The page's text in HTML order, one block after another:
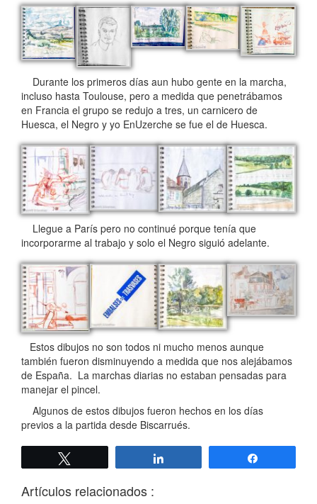
Durante los primeros días aun hubo gente en la marcha,
incluso hasta Toulouse, pero a medida que penetrábamos
en Francia el grupo se redujo a tres, un carnicero de
Huesca, el Negro y yo EnUzerche se fue el de Huesca.
Llegue a París pero no continué porque tenía que
incorporarme al trabajo y solo el Negro siguió adelante.
Estos dibujos no son todos ni mucho menos aunque
también fueron disminuyendo a medida que nos alejábamos
de España. La marchas diarias no estaban pensadas para
manejar el pincel.
Algunos de estos dibujos fueron hechos en los días
previos a la partida desde Biscarrués.
Artículos relacionados :